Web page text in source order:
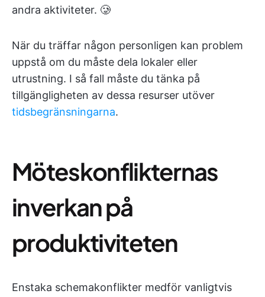
andra aktiviteter. 🥲
När du träffar någon personligen kan problem
uppstå om du måste dela lokaler eller
utrustning. I så fall måste du tänka på
tillgängligheten av dessa resurser utöver
tidsbegränsningarna.
Möteskonflikternas
inverkan på
produktiviteten
Enstaka schemakonflikter medför vanligtvis